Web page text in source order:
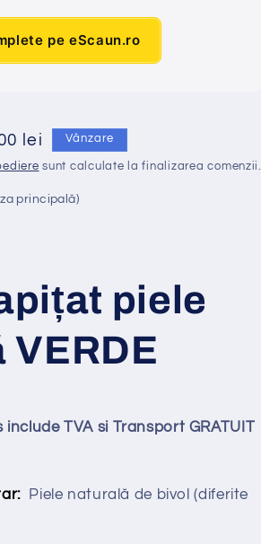
pe eScaun.ro
lei Vânzare
sunt calculate la finalizarea comenzii.
principală)
țat piele
TVA si Transport GRATUIT
Piele naturală de bivol (diferite